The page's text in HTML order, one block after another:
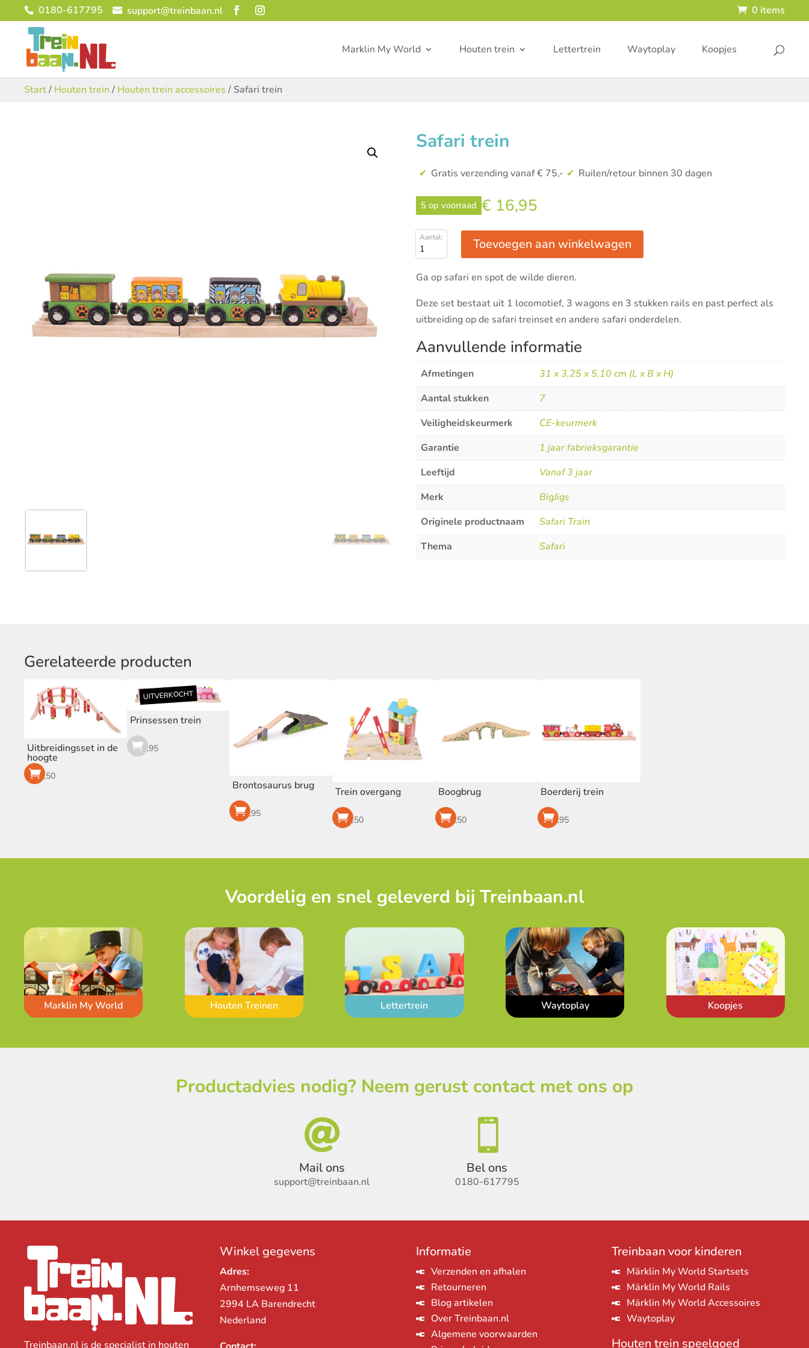
0180-617795 support@treinbaan.nl 0 items
Marklin My World Houten trein Lettertrein Waytoplay Koopjes
Start/ Houten trein / Houten trein accessoires / Safari trein
Safari trein
Gratis verzending vanaf € 75,- Ruilen/retour binnen 30 dagen
5 op voorraad € 16,95
Safari
aantal
Toevoegen aan winkelwagen
Ga op safari en spot de wilde dieren.
Deze set bestaat uit 1 locomotief, 3 wagons en 3 stukken rails en past perfect als
uitbreiding op de safari treinset en andere safari onderdelen.
Aanvullende informatie
Afmetingen
31 x 3,25 x 5,10 cm (L x B x H)
Aantal stukken
7
Veiligheidskeurmerk
CE-keurmerk
Garantie
1 jaar fabrieksgarantie
Leeftijd
Vanaf 3 jaar
Merk
BigJigs
Originele productnaam
Safari Train
Thema
Safari
Gerelateerde producten
Uitbreidingsset in de
hoogte
€42,50
Prinsessen trein
€18,95
Brontosaurus brug
€23,95
Trein overgang
€27,50
Boogbrug
€13,50
Boerderij trein
€14,95
Voordelig en snel geleverd bij Treinbaan.nl
Marklin My World Houten Treinen Lettertrein Waytoplay Koopjes
Productadvies nodig? Neem gerust contact met ons op

Mail ons
support@treinbaan.nl

Bel ons
0180-617795
Treinbaan.nl is de specialist in houten
Winkel gegevens
Adres:
Arnhemseweg 11
2994 LA Barendrecht
Nederland
Informatie
Verzenden en afhalen
Retourneren
Blog artikelen
Over Treinbaan.nl
Algemene voorwaarden
Treinbaan voor kinderen
Märklin My World Startsets
Märklin My World Rails
Märklin My World Accessoires
Waytoplay
Houten trein speelgoed